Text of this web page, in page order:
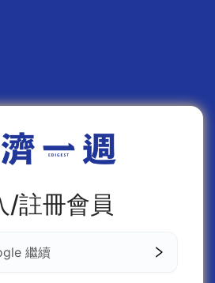
/註冊會員
繼續